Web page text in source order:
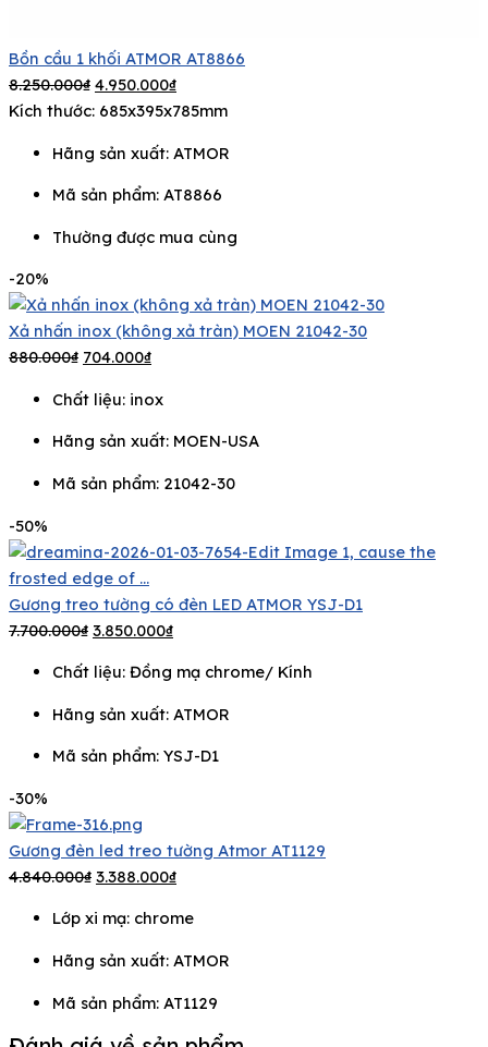
Bồn cầu 1 khối ATMOR AT8866
8.250.000₫ 4.950.000₫
Kích thước: 685x395x785mm
Hãng sản xuất: ATMOR
Mã sản phẩm: AT8866
Thường được mua cùng
-20%
Xả nhấn inox (không xả tràn) MOEN 21042-30
880.000₫ 704.000₫
Chất liệu: inox
Hãng sản xuất: MOEN-USA
Mã sản phẩm: 21042-30
-50%
Gương treo tường có đèn LED ATMOR YSJ-D1
7.700.000₫ 3.850.000₫
Chất liệu: Đồng mạ chrome/ Kính
Hãng sản xuất: ATMOR
Mã sản phẩm: YSJ-D1
-30%
Gương đèn led treo tường Atmor AT1129
4.840.000₫ 3.388.000₫
Lớp xi mạ: chrome
Hãng sản xuất: ATMOR
Mã sản phẩm: AT1129